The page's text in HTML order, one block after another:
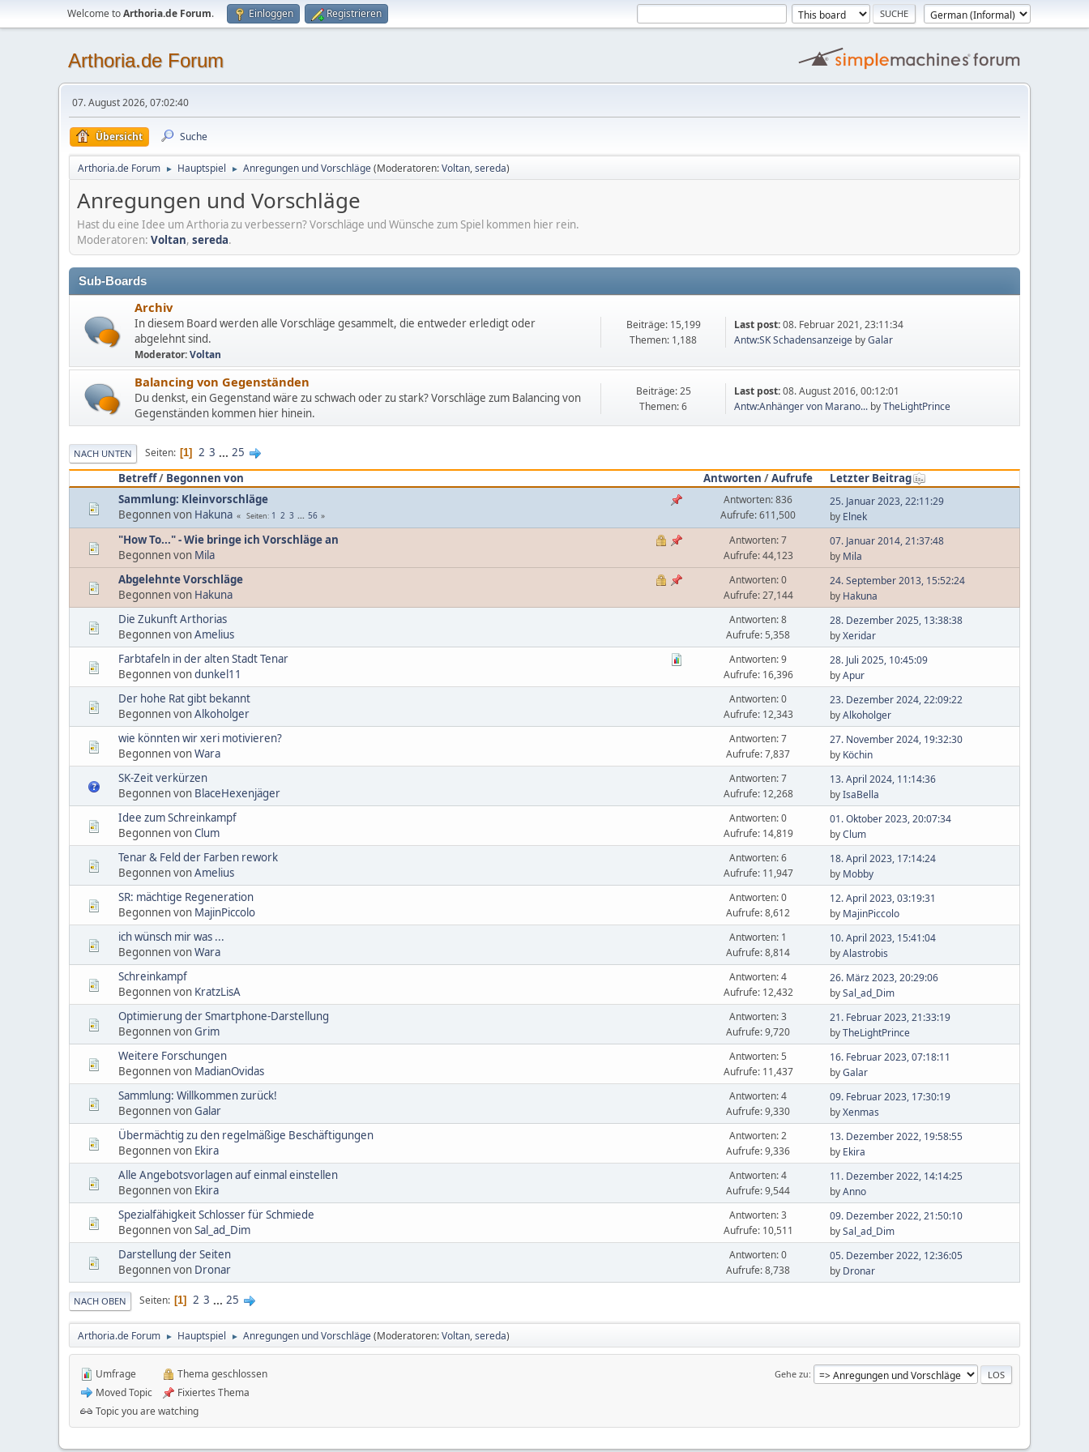
Welcome toArthoria.de Forum. Einloggen Registrieren
Arthoria.de Forum
07. August 2026, 07:02:40
Übersicht Suche
Arthoria.de Forum ► Hauptspiel ► Anregungen und Vorschläge(Moderatoren:Voltan,sereda)
Anregungen und Vorschläge
Hast du eine Idee um Arthoria zu verbessern? Vorschläge und Wünsche zum Spiel kommen hier rein.
Moderatoren: Voltan, sereda.
Sub-Boards
Archiv
In diesem Board werden alle Vorschläge gesammelt, die entweder erledigt oder
abgelehnt sind.
Moderator:Voltan
Beiträge: 15,199
Themen: 1,188
Last post:08. Februar 2021, 23:11:34
Antw:SK Schadensanzeige byGalar
Balancing von Gegenständen
Du denkst, ein Gegenstand wäre zu schwach oder zu stark? Vorschläge zum Balancing von
Gegenständen kommen hier hinein.
Beiträge: 25
Themen: 6
Last post:08. August 2016, 00:12:01
Antw:Anhänger von Marano... byTheLightPrince
NACH UNTEN Seiten 1 2 3 ... 25
Betreff/ Begonnen von Antworten /Aufrufe
Letzter Beitrag
Sammlung: Kleinvorschläge
Begonnen von Hakuna Seiten 1 2 3 ... 56
Antworten: 836
Aufrufe: 611,500
25. Januar 2023, 22:11:29
by Elnek
"How To..." - Wie bringe ich Vorschläge an
Begonnen von Mila
Antworten: 7
Aufrufe: 44,123
07. Januar 2014, 21:37:48
by Mila
Abgelehnte Vorschläge
Begonnen von Hakuna
Antworten: 0
Aufrufe: 27,144
24. September 2013, 15:52:24
by Hakuna
Die Zukunft Arthorias
Begonnen vonAmelius
Antworten: 8
Aufrufe: 5,358
28. Dezember 2025, 13:38:38
byXeridar
Farbtafeln in der alten Stadt Tenar
Begonnen vondunkel11
Antworten: 9
Aufrufe: 16,396
28. Juli 2025, 10:45:09
byApur
Der hohe Rat gibt bekannt
Begonnen vonAlkoholger
Antworten: 0
Aufrufe: 12,343
23. Dezember 2024, 22:09:22
byAlkoholger
wie könnten wir xeri motivieren?
Begonnen vonWara
Antworten: 7
Aufrufe: 7,837
27. November 2024, 19:32:30
by Köchin
SK-Zeit verkürzen
Begonnen von BlaceHexenjäger
Antworten: 7
Aufrufe: 12,268
13. April 2024, 11:14:36
byIsaBella
Idee zum Schreinkampf
Begonnen vonClum
Antworten: 0
Aufrufe: 14,819
01. Oktober 2023, 20:07:34
byClum
Tenar & Feld der Farben rework
Begonnen vonAmelius
Antworten: 6
Aufrufe: 11,947
18. April 2023, 17:14:24
by Mobby
SR: mächtige Regeneration
Begonnen von MajinPiccolo
Antworten: 0
Aufrufe: 8,612
12. April 2023, 03:19:31
by MajinPiccolo
ich wünsch mir was ...
Begonnen vonWara
Antworten: 1
Aufrufe: 8,814
10. April 2023, 15:41:04
byAlastrobis
Schreinkampf
Begonnen von KratzLisA
Antworten: 4
Aufrufe: 12,432
26. März 2023, 20:29:06
bySal_ad_Dim
Optimierung der Smartphone-Darstellung
Begonnen vonGrim
Antworten: 3
Aufrufe: 9,720
21. Februar 2023, 21:33:19
byTheLightPrince
Weitere Forschungen
Begonnen von MadianOvidas
Antworten: 5
Aufrufe: 11,437
16. Februar 2023, 07:18:11
byGalar
Sammlung: Willkommen zurück!
Begonnen vonGalar
Antworten: 4
Aufrufe: 9,330
09. Februar 2023, 17:30:19
byXenmas
Übermächtig zu den regelmäßige Beschäftigungen
Begonnen von Ekira
Antworten: 2
Aufrufe: 9,336
13. Dezember 2022, 19:58:55
by Ekira
Alle Angebotsvorlagen auf einmal einstellen
Begonnen von Ekira
Antworten: 4
Aufrufe: 9,544
11. Dezember 2022, 14:14:25
byAnno
Spezialfähigkeit Schlosser für Schmiede
Begonnen vonSal_ad_Dim
Antworten: 3
Aufrufe: 10,511
09. Dezember 2022, 21:50:10
bySal_ad_Dim
Darstellung der Seiten
Begonnen von Dronar
Antworten: 0
Aufrufe: 8,738
05. Dezember 2022, 12:36:05
by Dronar
NACH OBEN Seiten 1 2 3 ... 25
Arthoria.de Forum ► Hauptspiel ► Anregungen und Vorschläge(Moderatoren:Voltan,sereda)
Gehe zu
Umfrage
Moved Topic
Thema geschlossen
Fixiertes Thema
Topic you are watching